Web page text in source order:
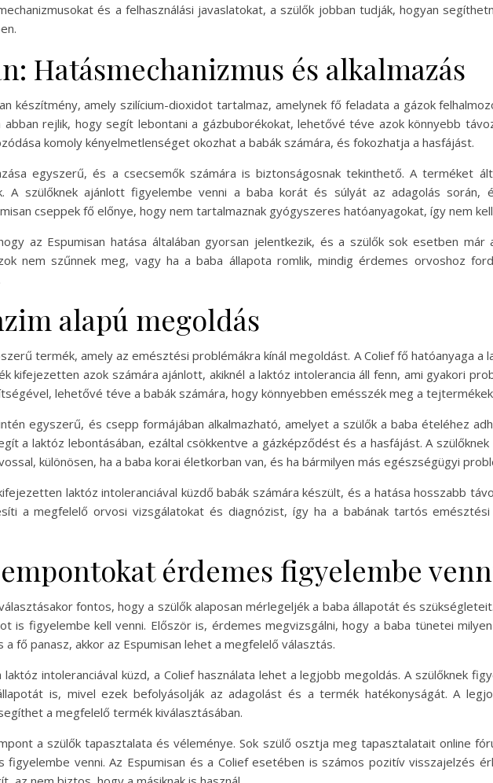
és a felhasználási javaslatokat, a szülők jobban tudják, hogyan
Hatásmechanizmus és alkalmazás
készítmény, amely szilícium-dioxidot tartalmaz, amelynek fő feladata a gázok
abban rejlik, hogy segít lebontani a gázbuborékokat, lehetővé téve azok könnyebb
komoly kényelmetlenséget okozhat a babák számára, és fokozhatja a hasfájást.
egyszerű, és a csecsemők számára is biztonságosnak tekinthető. A terméket
A szülőknek ajánlott figyelembe venni a baba korát és súlyát az adagolás
cseppek fő előnye, hogy nem tartalmaznak gyógyszeres hatóanyagokat, így nem
az Espumisan hatása általában gyorsan jelentkezik, és a szülők sok esetben már
nem szűnnek meg, vagy ha a baba állapota romlik, mindig érdemes orvoshoz
alapú megoldás
termék, amely az emésztési problémákra kínál megoldást. A Colief fő hatóanyaga a
kifejezetten azok számára ajánlott, akiknél a laktóz intolerancia áll fenn, ami gyakori
lehetővé téve a babák számára, hogy könnyebben emésszék meg a
egyszerű, és csepp formájában alkalmazható, amelyet a szülők a baba ételéhez
a laktóz lebontásában, ezáltal csökkentve a gázképződést és a hasfájást. A
különösen, ha a baba korai életkorban van, és ha bármilyen más egészségügyi
laktóz intoleranciával küzdő babák számára készült, és a hatása hosszabb
a megfelelő orvosi vizsgálatokat és diagnózist, így ha a babának tartós emésztési
érdemes figyelembe
fontos, hogy a szülők alaposan mérlegeljék a baba állapotát és
is figyelembe kell venni. Először is, érdemes megvizsgálni, hogy a baba tünetei
a fő panasz, akkor az Espumisan lehet a megfelelő választás.
intoleranciával küzd, a Colief használata lehet a legjobb megoldás. A szülőknek
is, mivel ezek befolyásolják az adagolást és a termék hatékonyságát. A
a megfelelő termék kiválasztásában.
a szülők tapasztalata és véleménye. Sok szülő osztja meg tapasztalatait online
figyelembe venni. Az Espumisan és a Colief esetében is számos pozitív visszajelzés